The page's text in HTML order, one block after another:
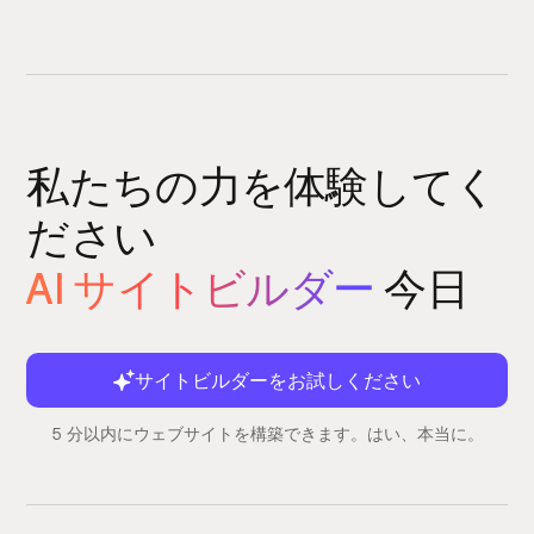
私たちの力を体験してく
ださい
AI サイトビルダー 今日
サイトビルダーをお試しください
5 分以内にウェブサイトを構築できます。はい、本当に。